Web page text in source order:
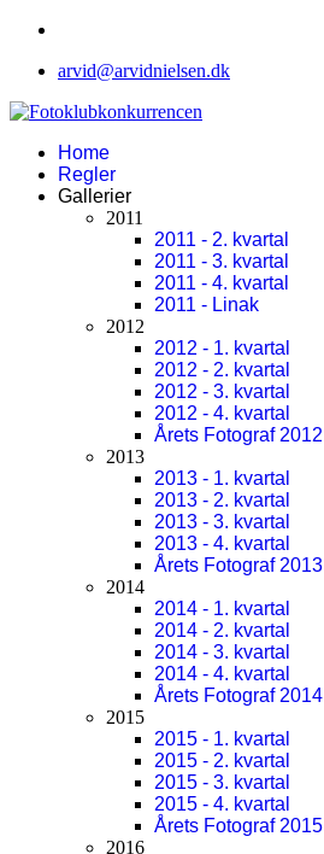
arvid@arvidnielsen.dk
Home
Regler
Gallerier
2011
2011 - 2. kvartal
2011 - 3. kvartal
2011 - 4. kvartal
2011 - Linak
2012
2012 - 1. kvartal
2012 - 2. kvartal
2012 - 3. kvartal
2012 - 4. kvartal
Årets Fotograf 2012
2013
2013 - 1. kvartal
2013 - 2. kvartal
2013 - 3. kvartal
2013 - 4. kvartal
Årets Fotograf 2013
2014
2014 - 1. kvartal
2014 - 2. kvartal
2014 - 3. kvartal
2014 - 4. kvartal
Årets Fotograf 2014
2015
2015 - 1. kvartal
2015 - 2. kvartal
2015 - 3. kvartal
2015 - 4. kvartal
Årets Fotograf 2015
2016